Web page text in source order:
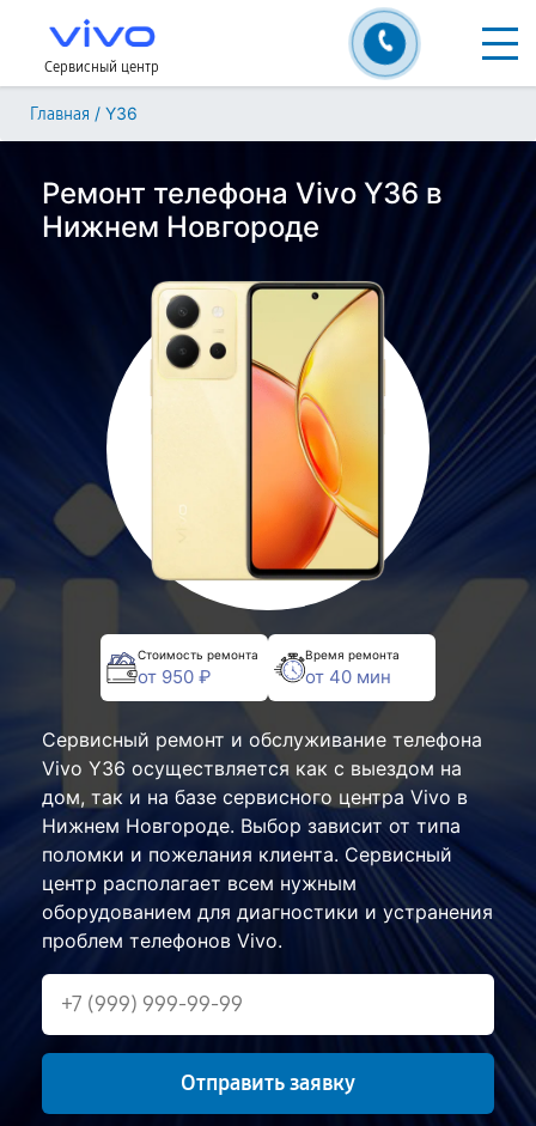
Сервисный центр
Главная / Y36
Ремонт телефона Vivo Y36 в
Нижнем Новгороде
Стоимость ремонта
от 950 ₽
Время ремонта
от 40 мин
Сервисный ремонт и обслуживание телефона
Vivo Y36 осуществляется как с выездом на
дом, так и на базе сервисного центра Vivo в
Нижнем Новгороде. Выбор зависит от типа
поломки и пожелания клиента. Сервисный
центр располагает всем нужным
оборудованием для диагностики и устранения
проблем телефонов Vivo.
Отправить заявку